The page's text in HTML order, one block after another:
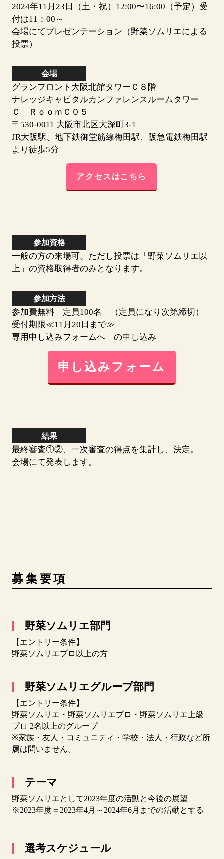
2024年11月23日（土・祝）12:00〜16:00（予定）受
付は11：00～
会場にてプレゼンテーション（野菜ソムリエによる
投票）
会場
グランフロント大阪北館タワーＣ８階
ナレッジキャピタルカンファレンスルームタワー
Ｃ ＲｏｏｍＣ０５
〒530-0011 大阪市北区大深町3-1
JR大阪駅、地下鉄御堂筋線梅田駅、阪急電鉄梅田駅
より徒歩5分
アクセスはこちら
参加資格
一般の方の来場可。ただし投票は「野菜ソムリエ以
上」の資格取得者のみとなります。
参加方法
参加費無料 定員100名 （定員になり次第締切）
受付期限≪11月20日まで≫
専用申し込みフォームへ の申し込み
申し込みフォーム
結果
最終審査①②、一次審査の得点を集計し、決定。
会場にて発表します。
募集要項
野菜ソムリエ部門
【エントリー条件】
野菜ソムリエプロ以上の方
野菜ソムリエグループ部門
【エントリー条件】
野菜ソムリエ・野菜ソムリエプロ・野菜ソムリエ上級
プロ 2名以上のグループ
※家族・友人・コミュニティ・学校・法人・行政など所
属は問いません。
テーマ
野菜ソムリエとして2023年度の活動と今後の展望
※2023年度＝2023年4月～2024年6月までの活動とする
選考スケジュール